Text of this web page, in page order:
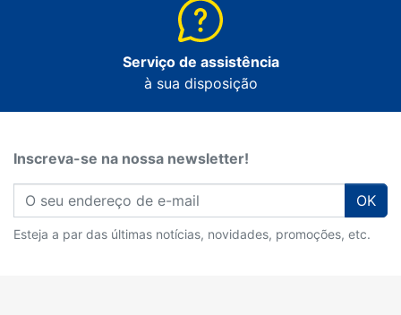
Serviço de assistência
à sua disposição
Inscreva-se na nossa newsletter!
OK
Esteja a par das últimas notícias, novidades, promoções, etc.